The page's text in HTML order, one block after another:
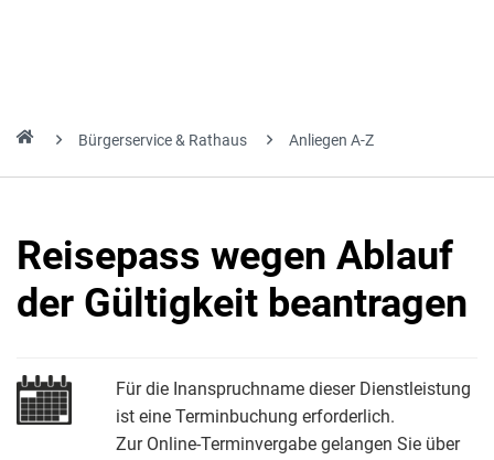
Bürgerservice & Rathaus Anliegen A-Z
Reisepass wegen Ablauf
der Gültigkeit beantragen
Für die Inanspruchname dieser Dienstleistung
ist eine Terminbuchung erforderlich.
Zur Online-Terminvergabe gelangen Sie über